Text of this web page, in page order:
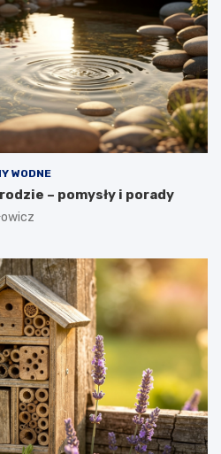
WODNE
– pomysły i porady